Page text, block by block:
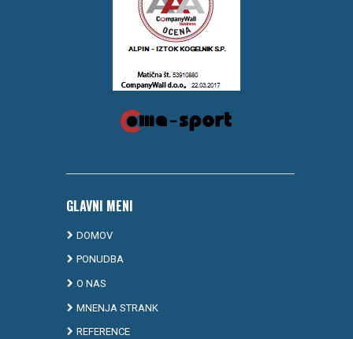
GLAVNI MENI
DOMOV
PONUDBA
O NAS
MNENJA STRANK
REFERENCE